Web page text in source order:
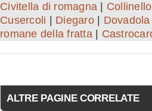
Civitella di romagna
Cusercoli
Diegaro| Dovadola
romane della fratta|
ALTRE PAGINE CORRELATE